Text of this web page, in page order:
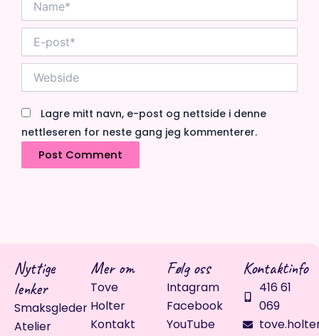
post*
Lagre mitt navn, e-post og nettside i denne
nettleseren for neste gang jeg kommenterer.
Nyttige
lenker
Smaksgleder
Atelier
Mer om
Tove
Holter
Kontakt
Følg oss
Intagram
Facebook
YouTube
Kontaktinfo
416 61
069